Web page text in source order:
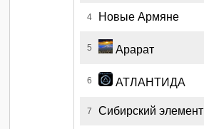
4 Новые Армяне
5 Арарат
6 АТЛАНТИДА
7 Сибирский элемент